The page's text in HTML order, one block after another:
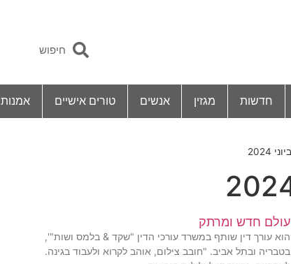
חדשות מגזין אנשים טורים אישיים אמנות
עולם חדש ומרתק
הוא עורך דין שותף במשרד עורכי הדין "שקד & בלמס ושות"',
בטבריה ובתל אביב. "חובב צילום, אוהב לקרוא ולעבוד בגינה.